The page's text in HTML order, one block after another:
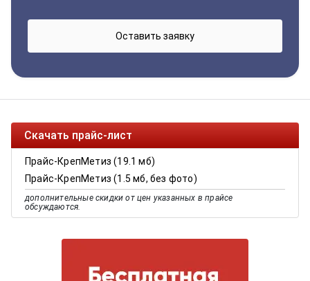
Скачать прайс-лист
Прайс-КрепМетиз (19.1 мб)
Прайс-КрепМетиз (1.5 мб, без фото)
дополнительные скидки от цен указанных в прайсе
обсуждаются.